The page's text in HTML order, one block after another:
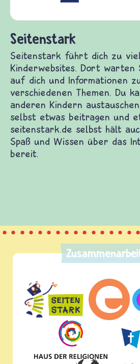
führt dich zu vielen
Dort warten Spiele
und Informationen zu vielen
Du kannst dich mit
Fragen stellen, selbst
etliches mehr. seitenstark.de
Menge Spaß und Wissen über
bereit.